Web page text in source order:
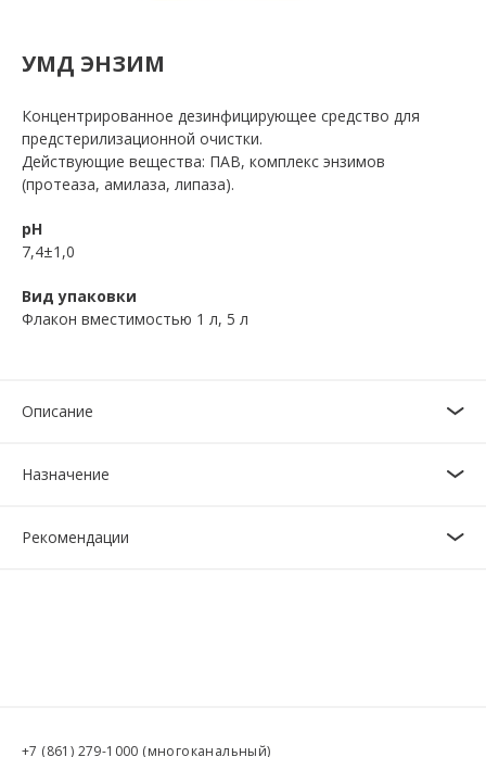
УМД ЭНЗИМ
Концентрированное дезинфицирующее средство для
предстерилизационной очистки.
Действующие вещества: ПАВ, комплекс энзимов
(протеаза, амилаза, липаза).
pH
7,4±1,0
Вид упаковки
Флакон вместимостью 1 л, 5 л
Описание
Назначение
Рекомендации
+7 (861) 279-1000 (многоканальный)